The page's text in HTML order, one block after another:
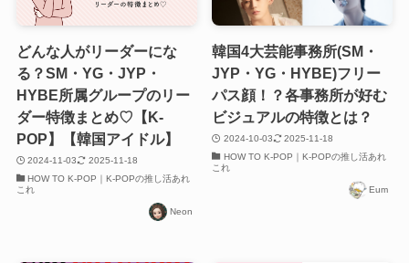
どんな人がリーダーにな
る？SM・YG・JYP・
HYBE所属グループのリー
ダー特徴まとめ♡【K-
POP】【韓国アイドル】
2024-11-03
2025-11-18
HOW TO K-POP｜K-POPの推し活あれ
これ
Neon
韓国4大芸能事務所(SM・
JYP・YG・HYBE)フリー
パス顔！？各事務所が好む
ビジュアルの特徴とは？
2024-10-03
2025-11-18
HOW TO K-POP｜K-POPの推し活あれ
これ
Eum